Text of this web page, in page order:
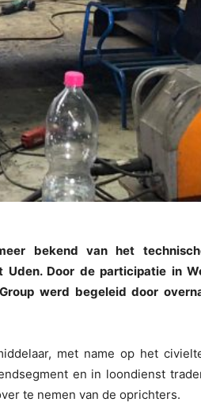
bekend van het
Door de participatie in
werd begeleid door
met name op het
en in loondienst
te nemen van de oprichters.